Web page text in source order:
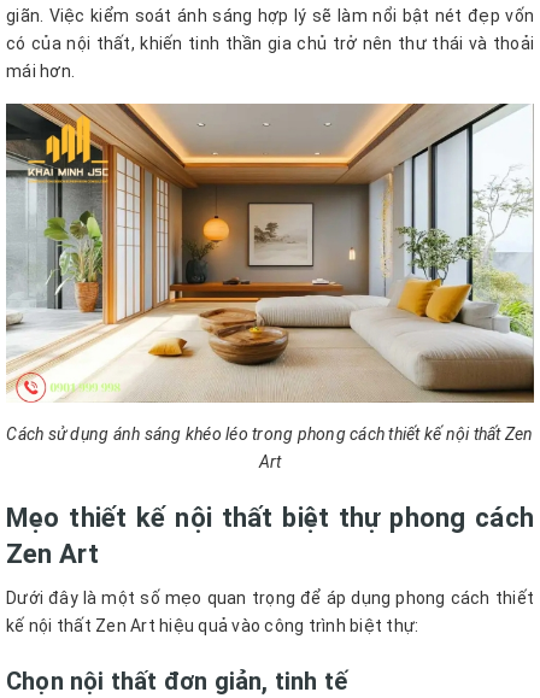
giãn. Việc kiểm soát ánh sáng hợp lý sẽ làm nổi bật nét đẹp vốn
có của nội thất, khiến tinh thần gia chủ trở nên thư thái và thoải
mái hơn.
Cách sử dụng ánh sáng khéo léo trong phong cách thiết kế nội thất Zen
Art
Mẹo thiết kế nội thất biệt thự phong cách
Zen Art
Dưới đây là một số mẹo quan trọng để áp dụng phong cách thiết
kế nội thất Zen Art hiệu quả vào công trình biệt thự:
Chọn nội thất đơn giản, tinh tế